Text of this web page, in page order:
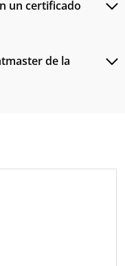
un certificado
de la